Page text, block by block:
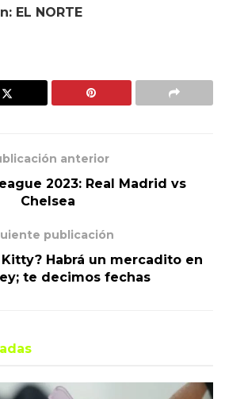
EL NORTE
anterior
2023: Real Madrid vs
Chelsea
publicación
Habrá un mercadito en
te decimos fechas